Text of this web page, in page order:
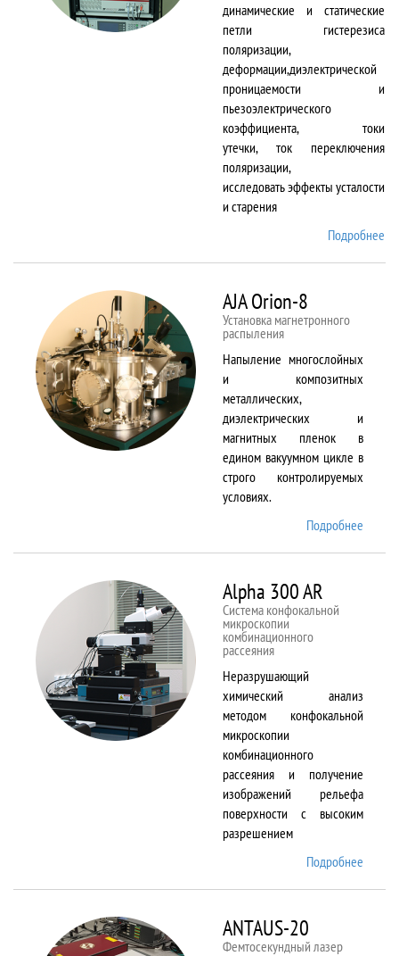
динамические и статические
петли гистерезиса
поляризации,
деформации,диэлектрической
проницаемости и
пьезоэлектрического
коэффициента, токи
утечки, ток переключения
поляризации,
исследовать эффекты усталости
и старения
Подробнее
AJA Orion-8
Установка магнетронного
распыления
Напыление многослойных
и композитных
металлических,
диэлектрических и
магнитных пленок в
едином вакуумном цикле в
строго контролируемых
условиях.
Подробнее
Alpha 300 AR
Система конфокальной
микроскопии
комбинационного
рассеяния
Неразрушающий
химический анализ
методом конфокальной
микроскопии
комбинационного
рассеяния и получение
изображений рельефа
поверхности с высоким
разрешением
Подробнее
ANTAUS-20
Фемтосекундный лазер